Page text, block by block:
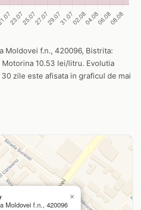
Moldovei f.n., 420096, Bistrita:
10.53 lei/litru. Evolutia
zile este afisata in graficul de mai
Moldovei f.n., 420096
×